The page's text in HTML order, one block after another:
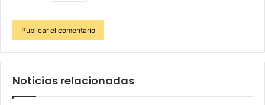
Noticias relacionadas